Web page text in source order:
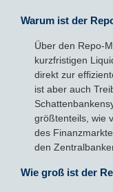
Warum ist der
Über den Repo-
kurzfristigen
direkt zur
ist aber auch
größtenteils, wie
des
den
Wie groß ist der